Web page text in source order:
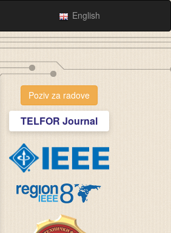
English
Poziv za radove
TELFOR Journal